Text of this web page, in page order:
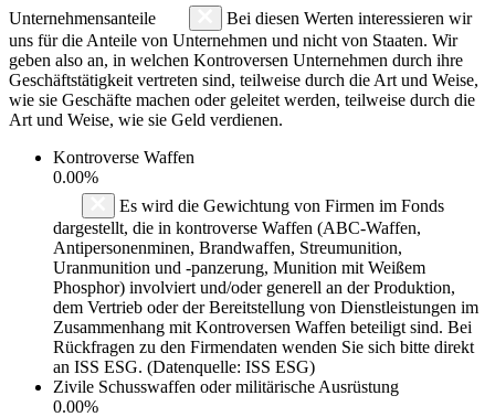
Unternehmensanteile
Bei diesen Werten interessieren wir
uns für die Anteile von Unternehmen und nicht von Staaten. Wir
geben also an, in welchen Kontroversen Unternehmen durch ihre
Geschäftstätigkeit vertreten sind, teilweise durch die Art und Weise,
wie sie Geschäfte machen oder geleitet werden, teilweise durch die
Art und Weise, wie sie Geld verdienen.
Kontroverse Waffen
0.00%
Es wird die Gewichtung von Firmen im Fonds
dargestellt, die in kontroverse Waffen (ABC-Waffen,
Antipersonenminen, Brandwaffen, Streumunition,
Uranmunition und -panzerung, Munition mit Weißem
Phosphor) involviert und/oder generell an der Produktion,
dem Vertrieb oder der Bereitstellung von Dienstleistungen im
Zusammenhang mit Kontroversen Waffen beteiligt sind. Bei
Rückfragen zu den Firmendaten wenden Sie sich bitte direkt
an ISS ESG. (Datenquelle: ISS ESG)
Zivile Schusswaffen oder militärische Ausrüstung
0.00%